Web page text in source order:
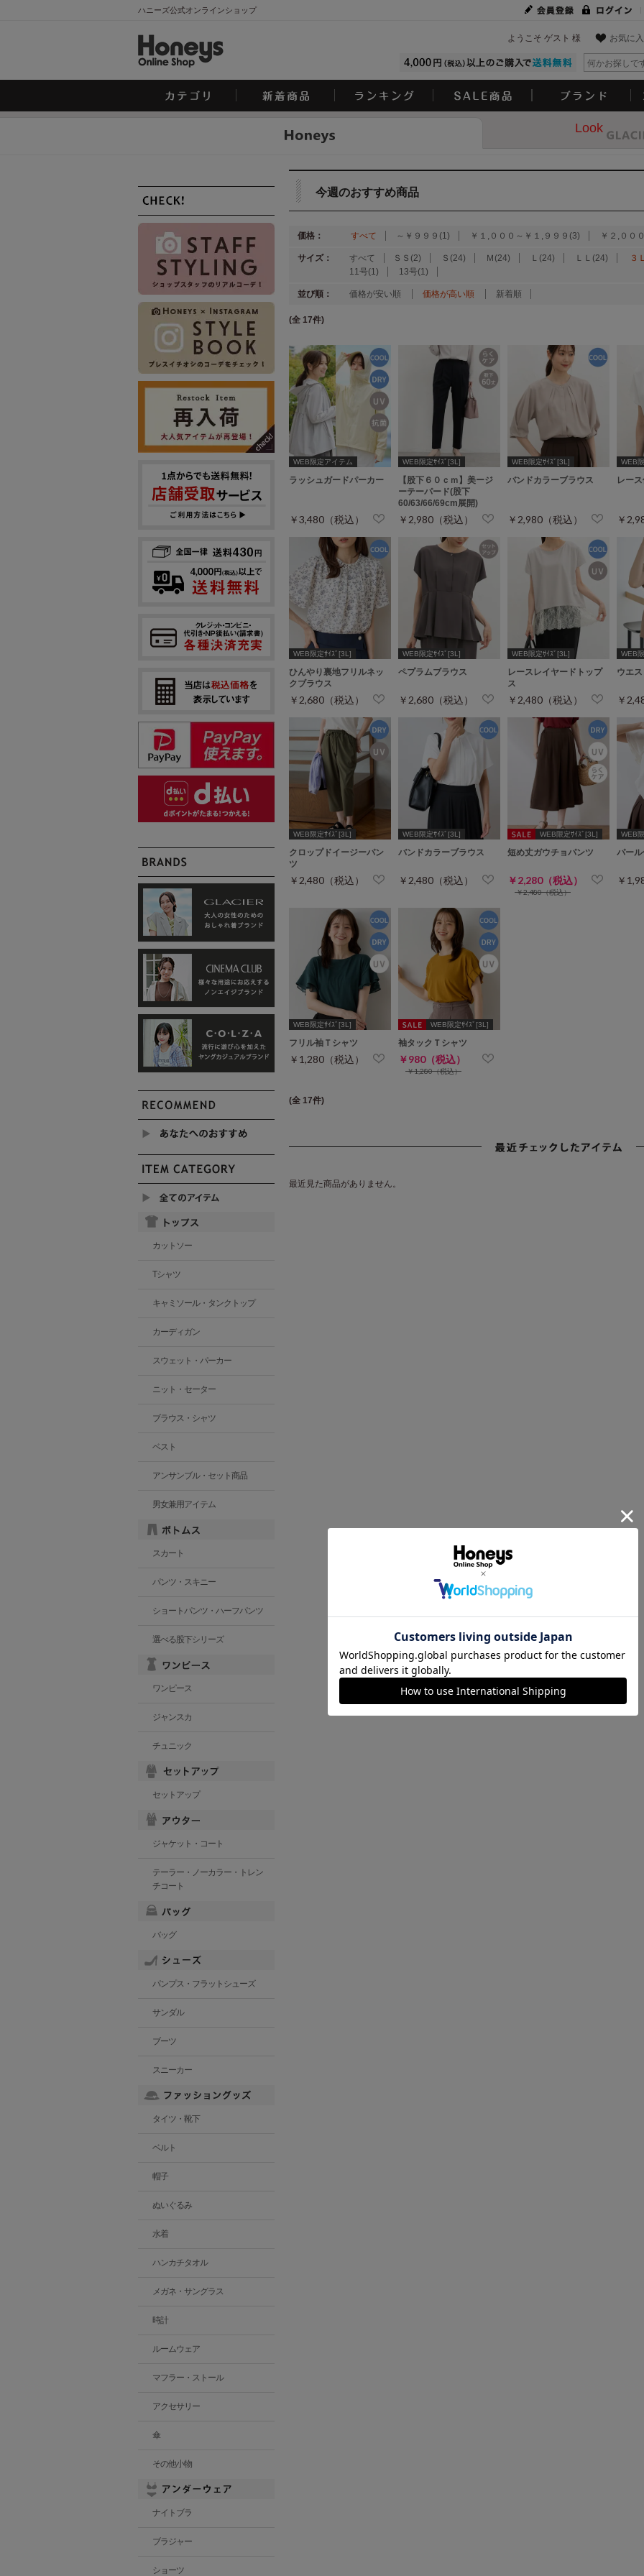
ハニーズ公式オンラインショップ
お気に入
ようこそ ゲスト 様
Look
今週のおすすめ商品
価格： すべて ～￥９９９(1) ￥１,０００～￥１,９９９(3) ￥２,００
サイズ： すべて ＳＳ(2) Ｓ(24) Ｍ(24) Ｌ(24) ＬＬ(24) ３
11号(1)
13号(1)
並び順： 価格が安い順 価格が高い順 新着順
(全 17件)
WEB限定アイテム
ラッシュガードパーカー
￥3,480（税込）
WEB限定ｻｲｽﾞ[3L]
【股下６０ｃｍ】美ージ
ーテーパード(股下
60/63/66/69cm展開)
￥2,980（税込）
WEB限定ｻｲｽﾞ[3L]
バンドカラーブラウス
￥2,980（税込）
WEB
レー
￥
WEB限定ｻｲｽﾞ[3L]
ひんやり裏地フリルネッ
クブラウス
￥2,680（税込）
WEB限定ｻｲｽﾞ[3L]
ペプラムブラウス
￥2,680（税込）
WEB限定ｻｲｽﾞ[3L]
レースレイヤードトップ
ス
￥2,480（税込）
WEB
ウエ
￥
WEB限定ｻｲｽﾞ[3L]
クロップドイージーパン
ツ
￥2,480（税込）
WEB限定ｻｲｽﾞ[3L]
バンドカラーブラウス
￥2,480（税込）
WEB限定ｻｲｽﾞ[3L]
短め丈ガウチョパンツ
￥2,280（税込）
￥2,480（税込）
WEB
パー
￥
WEB限定ｻｲｽﾞ[3L]
フリル袖Ｔシャツ
￥1,280（税込）
WEB限定ｻｲｽﾞ[3L]
袖タックＴシャツ
￥980（税込）
￥1,280（税込）
(全 17件)
最近見た商品がありません。
カットソー
Tシャツ
キャミソール・タンクトップ
カーディガン
スウェット・パーカー
ニット・セーター
ブラウス・シャツ
ベスト
アンサンブル・セット商品
男女兼用アイテム
スカート
パンツ・スキニー
ショートパンツ・ハーフパンツ
選べる股下シリーズ
ワンピース
ジャンスカ
チュニック
セットアップ
ジャケット・コート
テーラー・ノーカラー・トレン
チコート
バッグ
パンプス・フラットシューズ
サンダル
ブーツ
スニーカー
タイツ・靴下
ベルト
帽子
ぬいぐるみ
水着
ハンカチタオル
メガネ・サングラス
時計
ルームウェア
マフラー・ストール
アクセサリー
傘
その他小物
ナイトブラ
ブラジャー
ショーツ